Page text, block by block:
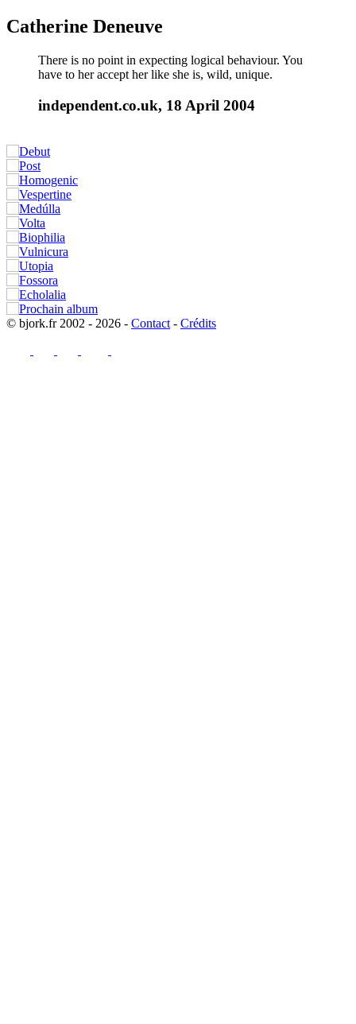
Catherine Deneuve
There is no point in expecting logical behaviour. You
have to her accept her like she is, wild, unique.
independent.co.uk, 18 April 2004
© bjork.fr 2002 - 2026 - Contact - Crédits